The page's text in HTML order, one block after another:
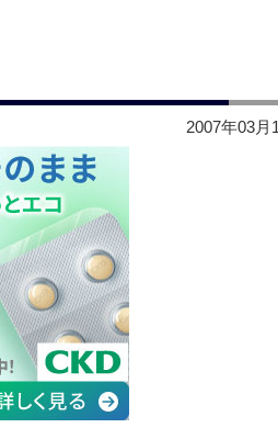
2007年03月